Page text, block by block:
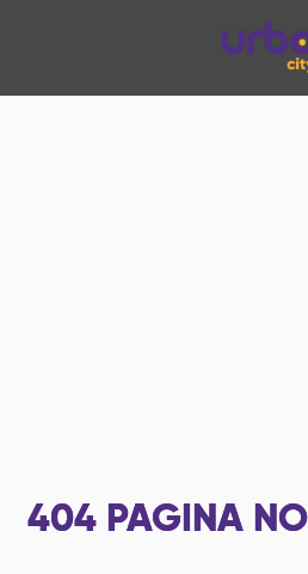
404 PAGINA